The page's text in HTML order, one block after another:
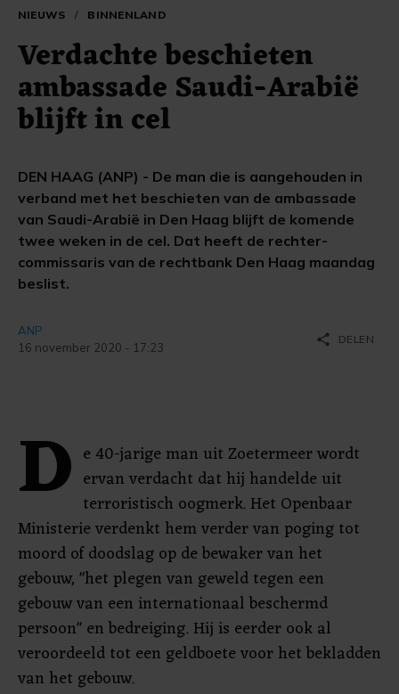
NIEUWS / BINNENLAND
Verdachte beschieten
ambassade Saudi-Arabië
blijft in cel
DEN HAAG (ANP) - De man die is aangehouden in
verband met het beschieten van de ambassade
van Saudi-Arabië in Den Haag blijft de komende
twee weken in de cel. Dat heeft de rechter-
commissaris van de rechtbank Den Haag maandag
beslist.
ANP
16 november 2020 - 17:23
share DELEN
D e 40-jarige man uit Zoetermeer wordt
ervan verdacht dat hij handelde uit
terroristisch oogmerk. Het Openbaar
Ministerie verdenkt hem verder van poging tot
moord of doodslag op de bewaker van het
gebouw, "het plegen van geweld tegen een
gebouw van een internationaal beschermd
persoon" en bedreiging. Hij is eerder ook al
veroordeeld tot een geldboete voor het bekladden
van het gebouw.